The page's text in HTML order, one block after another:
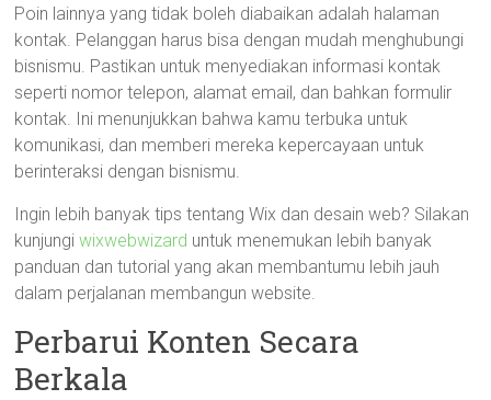
Poin lainnya yang tidak boleh diabaikan adalah halaman
kontak. Pelanggan harus bisa dengan mudah menghubungi
bisnismu. Pastikan untuk menyediakan informasi kontak
seperti nomor telepon, alamat email, dan bahkan formulir
kontak. Ini menunjukkan bahwa kamu terbuka untuk
komunikasi, dan memberi mereka kepercayaan untuk
berinteraksi dengan bisnismu.
Ingin lebih banyak tips tentang Wix dan desain web? Silakan
kunjungiwixwebwizard untuk menemukan lebih banyak
panduan dan tutorial yang akan membantumu lebih jauh
dalam perjalanan membangun website.
Perbarui Konten Secara
Berkala